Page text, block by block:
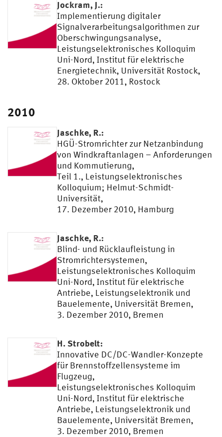
Jockram, J.:
Implementierung digitaler
Signalverarbeitungsalgorithmen zur
Oberschwingungsanalyse,
Leistungselektronisches Kolloquim
Uni-Nord, Institut für elektrische
Energietechnik, Universität Rostock,
28. Oktober 2011, Rostock
2010
Jaschke, R.:
HGÜ-Stromrichter zur Netzanbindung
von Windkraftanlagen – Anforderungen
und Kommutierung,
Teil 1., Leistungselektronisches
Kolloquium; Helmut-Schmidt-
Universität,
17. Dezember 2010, Hamburg
Jaschke, R.:
Blind- und Rücklaufleistung in
Stromrichtersystemen,
Leistungselektronisches Kolloquim
Uni-Nord, Institut für elektrische
Antriebe, Leistungselektronik und
Bauelemente, Universität Bremen,
3. Dezember 2010, Bremen
H. Strobelt:
Innovative DC/DC-Wandler-Konzepte
für Brennstoffzellensysteme im
Flugzeug,
Leistungselektronisches Kolloquim
Uni-Nord, Institut für elektrische
Antriebe, Leistungselektronik und
Bauelemente, Universität Bremen,
3. Dezember 2010, Bremen